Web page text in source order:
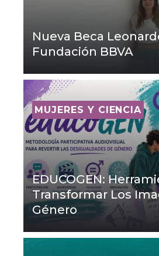
Nueva Beca
Fundación BBVA
MUJERES Y CIENCIA
EDUCOGEN:
Transformar Los
Género